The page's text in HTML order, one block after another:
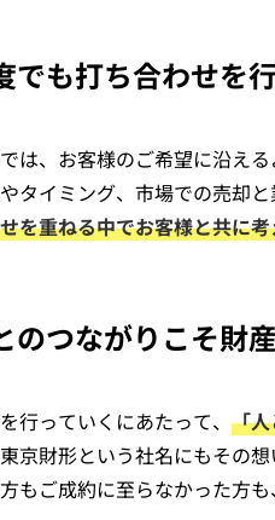
でも打ち合わせを
は、お客様のご希望に沿え
タイミング、市場での売却
を重ねる中でお客様と共に
のつながりこそ財
行っていくにあたって、 「
京財形という社名にもその
もご成約に至らなかった方